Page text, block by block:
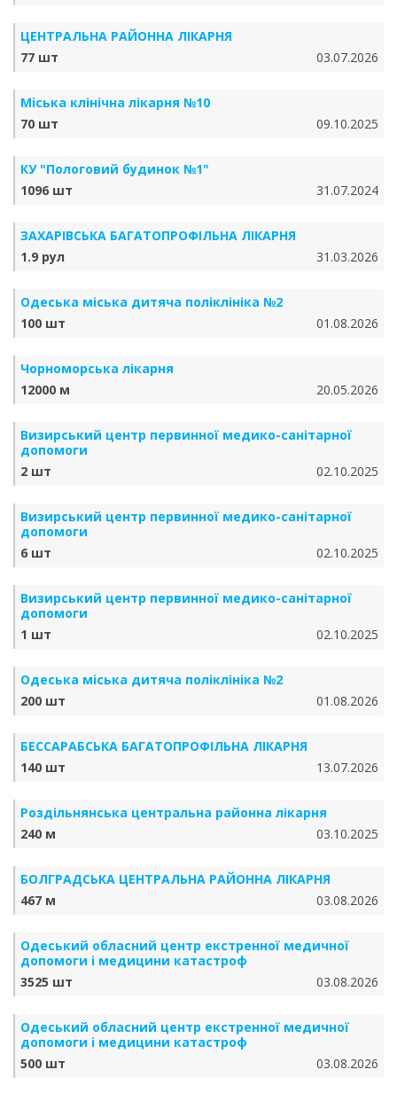
ЦЕНТРАЛЬНА РАЙОННА ЛІКАРНЯ
77 шт
03.07.2026
Міська клінічна лікарня №10
70 шт
09.10.2025
КУ "Пологовий будинок №1"
1096 шт
31.07.2024
ЗАХАРІВСЬКА БАГАТОПРОФІЛЬНА ЛІКАРНЯ
1.9 рул
31.03.2026
Одеська міська дитяча поліклініка №2
100 шт
01.08.2026
Чорноморська лікарня
12000 м
20.05.2026
Визирський центр первинної медико-санітарної
допомоги
2 шт
02.10.2025
Визирський центр первинної медико-санітарної
допомоги
6 шт
02.10.2025
Визирський центр первинної медико-санітарної
допомоги
1 шт
02.10.2025
Одеська міська дитяча поліклініка №2
200 шт
01.08.2026
БЕССАРАБСЬКА БАГАТОПРОФІЛЬНА ЛІКАРНЯ
140 шт
13.07.2026
Роздільнянська центральна районна лікарня
240 м
03.10.2025
БОЛГРАДСЬКА ЦЕНТРАЛЬНА РАЙОННА ЛІКАРНЯ
467 м
03.08.2026
Одеський обласний центр екстренної медичної
допомоги і медицини катастроф
3525 шт
03.08.2026
Одеський обласний центр екстренної медичної
допомоги і медицини катастроф
500 шт
03.08.2026